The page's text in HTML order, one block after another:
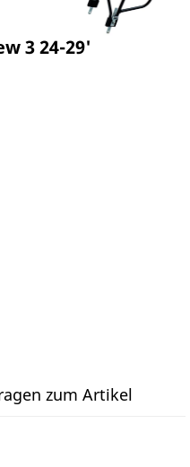
3 24-29'
zum Artikel